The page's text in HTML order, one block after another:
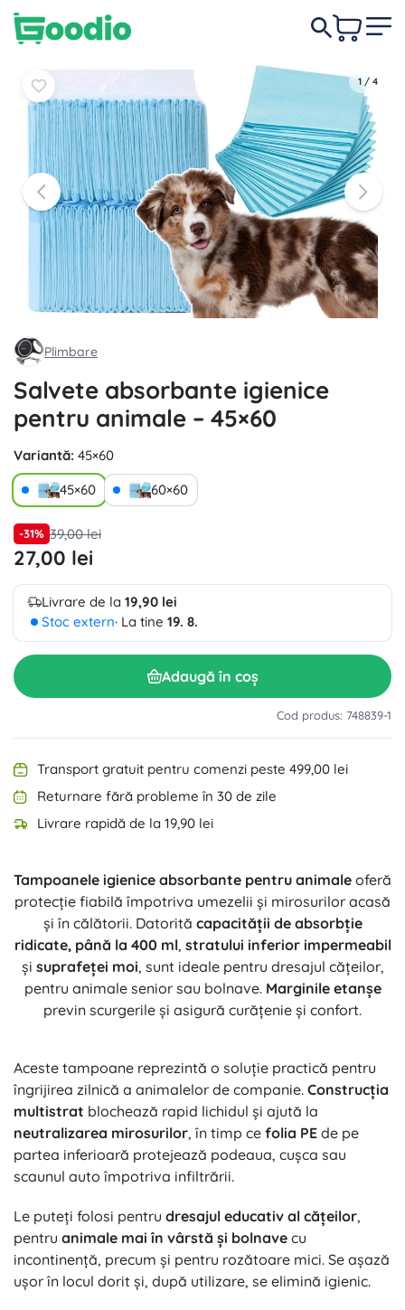
1 / 4
Plimbare
Salvete absorbante igienice
pentru animale – 45×60
Variantă: 45×60
45×60
60×60
-31% 39,00 lei
27,00 lei
Livrare de la 19,90 lei
Stoc extern· La tine 19. 8.
Adaugă în coș
Cod produs: 748839-1
Transport gratuit pentru comenzi peste 499,00 lei
Returnare fără probleme în 30 de zile
Livrare rapidă de la 19,90 lei
Tampoanele igienice absorbante pentru animale oferă
protecție fiabilă împotriva umezelii și mirosurilor acasă
și în călătorii. Datorită capacității de absorbție
ridicate, până la 400 ml, stratului inferior impermeabil
și suprafeței moi, sunt ideale pentru dresajul cățeilor,
pentru animale senior sau bolnave. Marginile etanșe
previn scurgerile și asigură curățenie și confort.
Aceste tampoane reprezintă o soluție practică pentru
îngrijirea zilnică a animalelor de companie. Construcția
multistrat blochează rapid lichidul și ajută la
neutralizarea mirosurilor, în timp ce folia PE de pe
partea inferioară protejează podeaua, cușca sau
scaunul auto împotriva infiltrării.
Le puteți folosi pentru dresajul educativ al cățeilor,
pentru animale mai în vârstă și bolnave cu
incontinență, precum și pentru rozătoare mici. Se așază
ușor în locul dorit și, după utilizare, se elimină igienic.
-31%
În coșÎn coș